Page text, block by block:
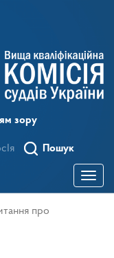
зору
Пошук
Toggle
про